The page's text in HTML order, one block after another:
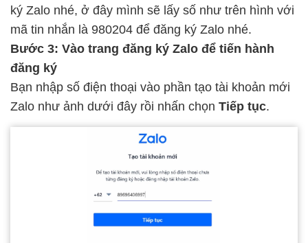
ký Zalo nhé, ở đây mình sẽ lấy số như trên hình với
mã tin nhắn là 980204 để đăng ký Zalo nhé.
Bước 3: Vào trang đăng ký Zalo để tiến hành
đăng ký
Bạn nhập số điện thoại vào phần tạo tài khoản mới
Zalo như ảnh dưới đây rồi nhấn chọn Tiếp tục.